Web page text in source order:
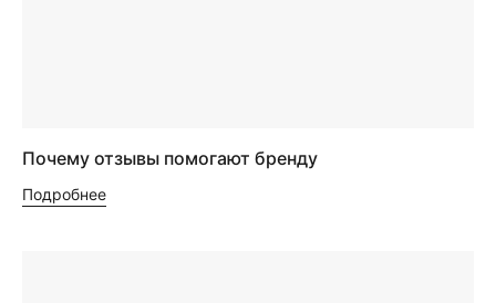
Почему отзывы помогают бренду
Подробнее